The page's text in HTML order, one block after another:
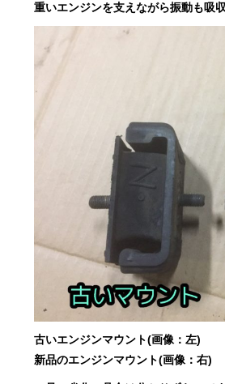
重いエンジンを支えながら振動も吸
古いエンジンマウント(画像：左)
新品のエンジンマウント(画像：右)